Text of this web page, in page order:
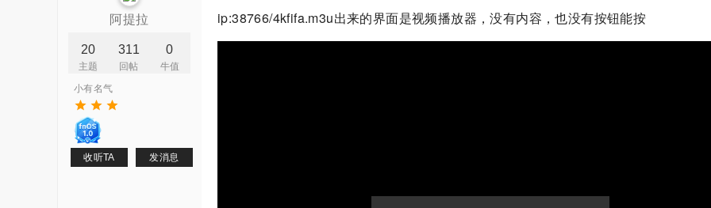
阿提拉
20
主题
311
回帖
0
牛值
小有名气
收听TA 发消息
ip:38766/4kfifa.m3u出来的界面是视频播放器，没有内容，也没有按钮能按